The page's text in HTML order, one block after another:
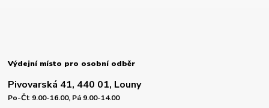
Výdejní místo pro osobní odběr
Pivovarská 41, 440 01, Louny
Po-Čt 9.00-16.00, Pá 9.00-14.00